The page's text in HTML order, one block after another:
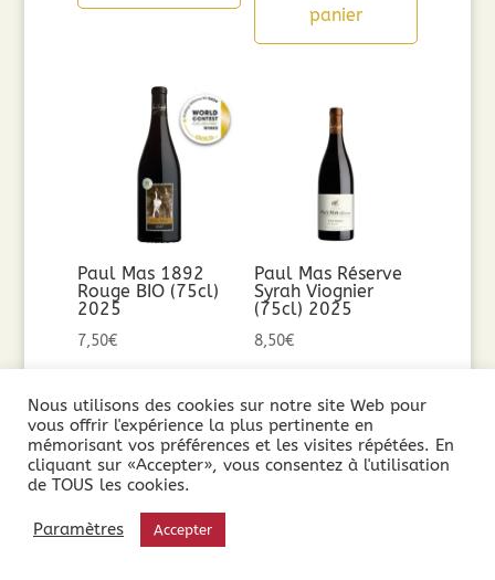
panier
Paul Mas 1892
Rouge BIO (75cl)
2025
7,50€
Ajouter au
panier
Paul Mas Réserve
Syrah Viognier
(75cl) 2025
8,50€
Ajouter au
panier
Nous utilisons des cookies sur notre site Web pour
vous offrir l'expérience la plus pertinente en
mémorisant vos préférences et les visites répétées. En
cliquant sur «Accepter», vous consentez à l'utilisation
de TOUS les cookies.
Paramètres Accepter